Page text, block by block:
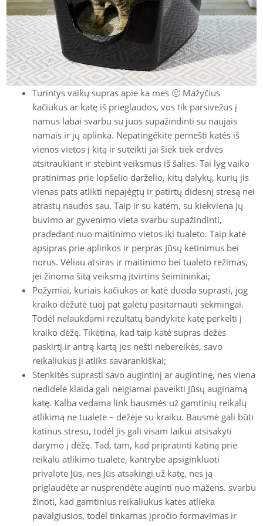
Turintys vaikų supras apie ka mes 🙂 Mažyčius
kačiukus ar katę iš prieglaudos, vos tik parsivežus į
namus labai svarbu su juos supažindinti su naujais
namais ir jų aplinka. Nepatingėkite pernešti katės iš
vienos vietos į kitą ir suteikti jai šiek tiek erdvės
atsitraukiant ir stebint veiksmus iš šalies. Tai lyg vaiko
pratinimas prie lopšelio darželio, kitų dalykų, kurių jis
vienas pats atlikti nepajėgtų ir patirtų didesnį stresą nei
atrastų naudos sau. Taip ir su katėm, su kiekviena jų
buvimo ar gyvenimo vieta svarbu supažindinti,
pradedant nuo maitinimo vietos iki tualeto. Taip katė
apsipras prie aplinkos ir perpras Jūsų ketinimus bei
norus. Vėliau atsiras ir maitinimo bei tualeto režimas,
jei žinoma šitą veiksmą įtvirtins šeimininkai;
Požymiai, kuriais kačiukas ar katė duoda suprasti, jog
kraiko dėžutė tuoj pat galėtų pasitarnauti sėkmingai.
Todėl nelaukdami rezultatų bandykite katę perkelti į
kraiko dėžę. Tikėtina, kad taip katė supras dėžės
paskirtį ir antrą kartą jos nešti nebereikės, savo
reikaliukus ji atliks savarankiškai;
Stenkitės suprasti savo augintinį ar augintinę, nes viena
nedidelė klaida gali neigiamai paveikti Jūsų auginamą
katę. Kalba vedama link bausmės už gamtinių reikalų
atlikimą ne tualete – dėžėje su kraiku. Bausmė gali būti
katinus stresu, todėl jis gali visam laikui atsisakyti
darymo į dėžę. Tad, tam, kad pripratinti katiną prie
reikalu atlikimo tualete, kantrybe apsiginkluoti
privalote Jūs, nes Jūs atsakingi už katę, nes ją
priglaudėte ar nusprendėte auginti nuo mažens. svarbu
žinoti, kad gamtinius reikaliukus katės atlieka
pavalgiusios, todėl tinkamas įpročio formavimas ir